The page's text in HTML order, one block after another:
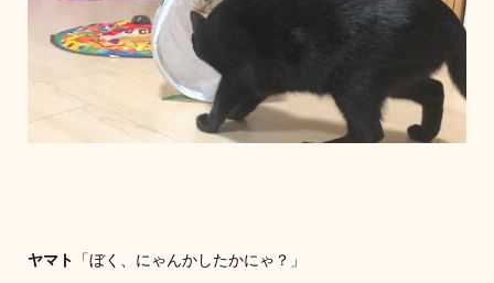
ヤマト 「ぼく、にゃんかしたかにゃ？」